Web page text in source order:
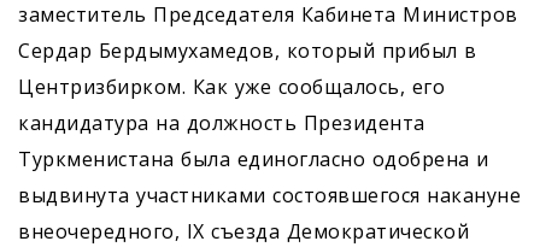
заместитель Председателя Кабинета Министров
Сердар Бердымухамедов, который прибыл в
Центризбирком. Как уже сообщалось, его
кандидатура на должность Президента
Туркменистана была единогласно одобрена и
выдвинута участниками состоявшегося накануне
внеочередного, IX съезда Демократической